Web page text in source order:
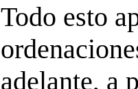
Todo esto
adelante, a